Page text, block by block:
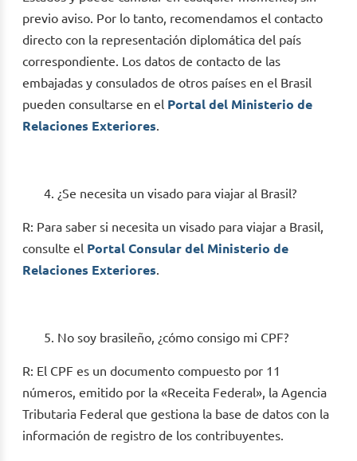
previo aviso. Por lo tanto, recomendamos el contacto
directo con la representación diplomática del país
correspondiente. Los datos de contacto de las
embajadas y consulados de otros países en el Brasil
pueden consultarse en el Portal del Ministerio de
Relaciones Exteriores.
¿Se necesita un visado para viajar al Brasil?
R: Para saber si necesita un visado para viajar a Brasil,
consulte el Portal Consular del Ministerio de
Relaciones Exteriores.
No soy brasileño, ¿cómo consigo mi CPF?
R: El CPF es un documento compuesto por 11
números, emitido por la «Receita Federal», la Agencia
Tributaria Federal que gestiona la base de datos con la
información de registro de los contribuyentes.